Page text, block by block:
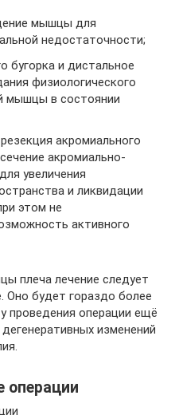
мышцы для
недостаточности;
бугорка и дистальное
физиологического
мышцы в состоянии
акромиального
акромиально-
увеличения
и ликвидации
этом не
активного
плеча лечение следует
Оно будет гораздо более
проведения операции ещё
изменений
операции